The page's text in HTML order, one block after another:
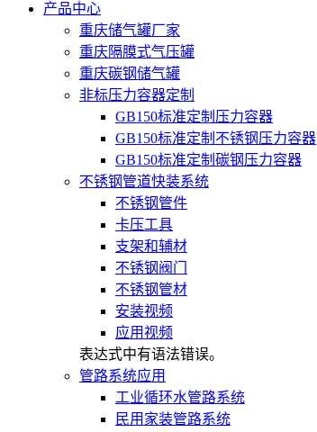
产品中心
重庆储气罐厂家
重庆隔膜式气压罐
重庆碳钢储气罐
非标压力容器定制
GB150标准定制压力容器
GB150标准定制不锈钢压力容器
GB150标准定制碳钢压力容器
不锈钢管道快装系统
不锈钢管件
卡压工具
支架和辅材
不锈钢阀门
不锈钢管材
安装视频
应用视频
表达式中有语法错误。
管路系统应用
工业循环水管路系统
民用家装管路系统